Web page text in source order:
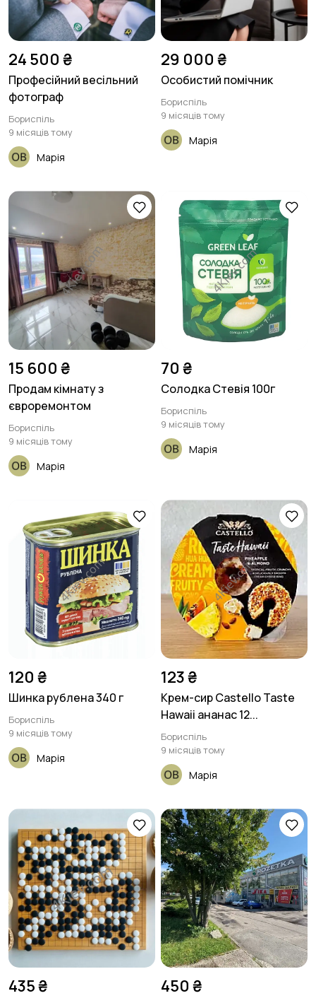
24 500 ₴
Професійний весільний
фотограф
Бориспіль
9 місяців тому
Марія
29 000 ₴
Особистий помічник
Бориспіль
9 місяців тому
Марія
15 600 ₴
Продам кімнату з
євроремонтом
Бориспіль
9 місяців тому
Марія
70 ₴
Солодка Стевія 100г
Бориспіль
9 місяців тому
Марія
120 ₴
Шинка рублена 340 г
Бориспіль
9 місяців тому
Марія
123 ₴
Крем-сир Castello Taste
Hawaii aнанас 12...
Бориспіль
9 місяців тому
Марія
435 ₴ 450 ₴